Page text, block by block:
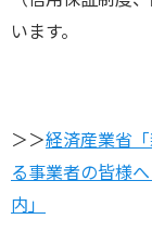
います。
＞＞経済産業省
る事業者の皆様
内」